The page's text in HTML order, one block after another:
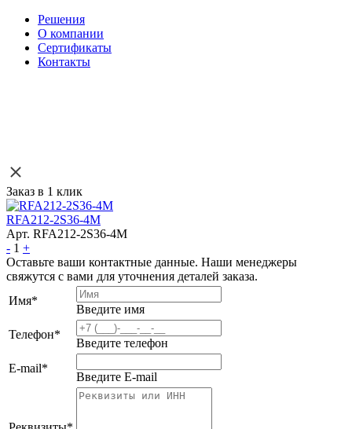
Решения
О компании
Сертификаты
Контакты
Заказ в 1 клик
RFA212-2S36-4M
Арт. RFA212-2S36-4M
- 1 +
Оставьте ваши контактные данные. Наши менеджеры
свяжутся с вами для уточнения деталей заказа.
Имя*
Введите имя
Телефон*
Введите телефон
E-mail*
Введите E-mail